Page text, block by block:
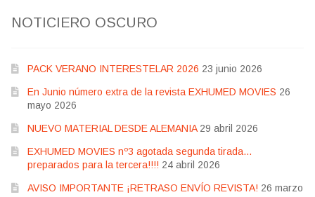
NOTICIERO OSCURO
PACK VERANO INTERESTELAR 2026 23 junio 2026
En Junio número extra de la revista EXHUMED MOVIES 26
mayo 2026
NUEVO MATERIAL DESDE ALEMANIA 29 abril 2026
EXHUMED MOVIES nº3 agotada segunda tirada…
preparados para la tercera!!!! 24 abril 2026
AVISO IMPORTANTE ¡RETRASO ENVÍO REVISTA! 26 marzo